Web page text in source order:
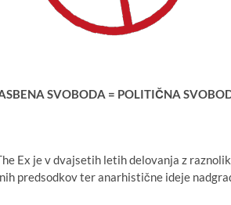
SVOBODA = POLITIČNA
Ex je v dvajsetih letih delovanja z
predsodkov ter anarhistične ideje